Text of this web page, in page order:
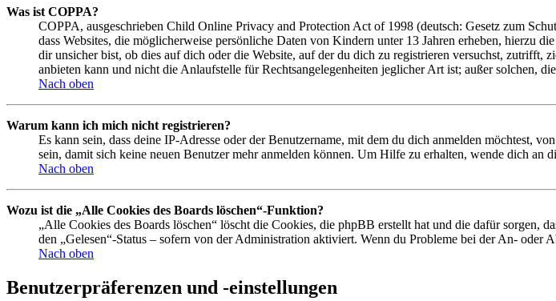
Was ist COPPA?
COPPA, ausgeschrieben Child Online Privacy and Protection Act of 1998 (deutsch: Gesetz zum
dass Websites, die möglicherweise persönliche Daten von Kindern unter 13 Jahren erheben, hierzu
dir unsicher bist, ob dies auf dich oder die Website, auf der du dich zu registrieren versuchst, zutrifft,
anbieten kann und nicht die Anlaufstelle für Rechtsangelegenheiten jeglicher Art ist; außer solchen,
Nach oben
Warum kann ich mich nicht registrieren?
Es kann sein, dass deine IP-Adresse oder der Benutzername, mit dem du dich anmelden möchtest,
sein, damit sich keine neuen Benutzer mehr anmelden können. Um Hilfe zu erhalten, wende dich an
Nach oben
Wozu ist die „Alle Cookies des Boards löschen“-Funktion?
„Alle Cookies des Boards löschen“ löscht die Cookies, die phpBB erstellt hat und die dafür sorgen,
den „Gelesen“-Status – sofern von der Administration aktiviert. Wenn du Probleme bei der An- oder
Nach oben
Benutzerpräferenzen und -einstellungen